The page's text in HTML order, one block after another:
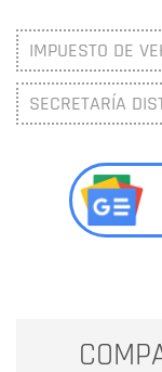
IMPUESTO DE
SECRETARÍA